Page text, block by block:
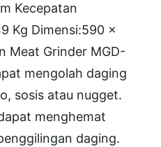
Kecepatan
Kg Dimensi:590 x
Meat Grinder MGD-
mengolah daging
sosis atau nugget.
menghemat
daging.